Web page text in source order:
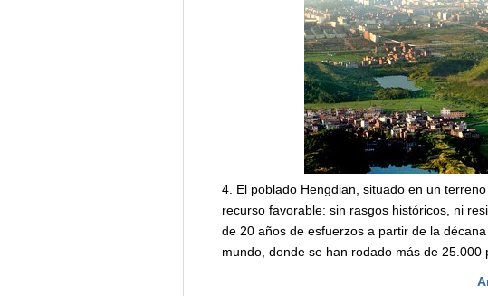
4. El poblado Hengdian, situado en un
recurso favorable: sin rasgos históricos, ni
de 20 años de esfuerzos a partir de la
mundo, donde se han rodado más de